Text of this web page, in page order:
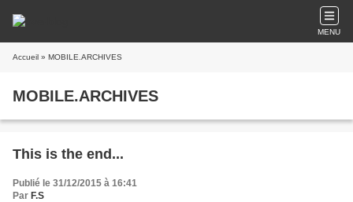
MENU
Accueil » MOBILE.ARCHIVES
MOBILE.ARCHIVES
This is the end...
Publié le 31/12/2015 à 16:41
Par F.S